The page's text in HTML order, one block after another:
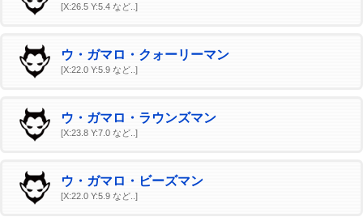
[X:26.5 Y:5.4 など..]
ウ・ガマロ・クォーリーマン
[X:22.0 Y:5.9 など..]
ウ・ガマロ・ラウンズマン
[X:23.8 Y:7.0 など..]
ウ・ガマロ・ビーズマン
[X:22.0 Y:5.9 など..]